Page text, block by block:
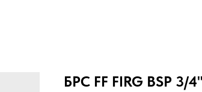
БРС FF FIRG BSP